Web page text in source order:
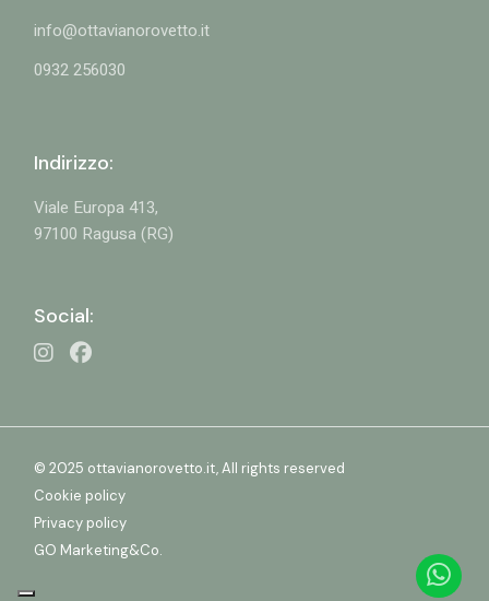
info@ottavianorovetto.it
0932 256030
Indirizzo:
Viale Europa 413,
97100 Ragusa (RG)
Social:
© 2025 ottavianorovetto.it, All rights reserved
Cookie policy
Privacy policy
GO Marketing&Co.